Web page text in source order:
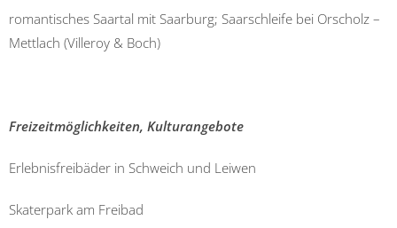
romantisches Saartal mit Saarburg; Saarschleife bei Orscholz –
Mettlach (Villeroy & Boch)
Freizeitmöglichkeiten, Kulturangebote
Erlebnisfreibäder in Schweich und Leiwen
Skaterpark am Freibad